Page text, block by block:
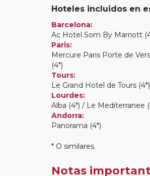
Hoteles incluidos en
Barcelona:
Ac Hotel Som By Marriott
Paris:
Mercure Paris Porte de
(4*)
Tours:
Le Grand Hotel de Tours (4*)
Lourdes:
Alba (4*) / Le Mediterranee
Andorra:
Panorama (4*)
* O similares.
Notas